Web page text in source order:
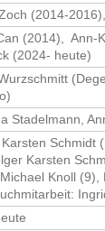
(2014-
(2014), Ann-
(2024- heute)
Stadelmann,
Schmidt
Karsten
Knoll